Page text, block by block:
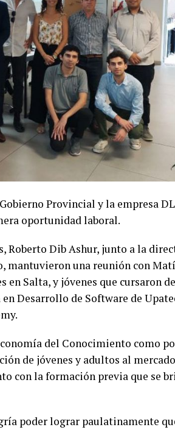
Provincial y la empresa DL
oportunidad laboral.
Roberto Dib Ashur, junto a la
mantuvieron una reunión con
en Salta, y jóvenes que cursaron
Desarrollo de Software de
del Conocimiento como
de jóvenes y adultos al
con la formación previa que se
poder lograr paulatinamente